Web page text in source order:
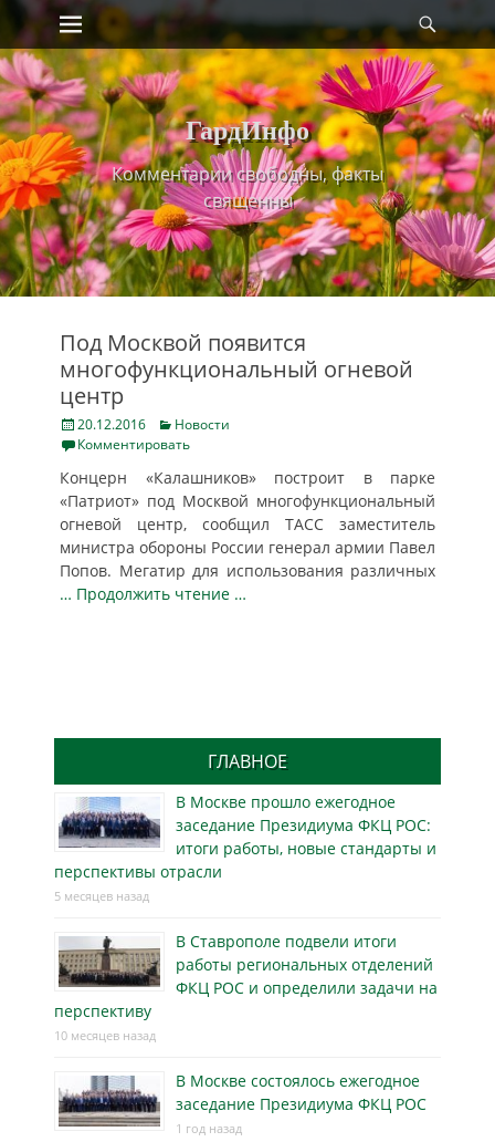
Skip
content
Primary Menu
ГардИнфо
Комментарии свободны, факты
священны
Под Москвой появится
многофункциональный огневой
центр
Posted
on
20.12.2016 Categories
Новости
Комментировать
Концерн «Калашников» построит в парке
«Патриот» под Москвой многофункциональный
огневой центр, сообщил ТАСС заместитель
министра обороны России генерал армии Павел
Попов. Мегатир для использования различных
… Продолжить чтение …
ГЛАВНОЕ
В Москве прошло ежегодное
заседание Президиума ФКЦ РОС:
итоги работы, новые стандарты и
перспективы отрасли
5 месяцев назад
В Ставрополе подвели итоги
работы региональных отделений
ФКЦ РОС и определили задачи на
перспективу
10 месяцев назад
В Москве состоялось ежегодное
заседание Президиума ФКЦ РОС
1 год назад